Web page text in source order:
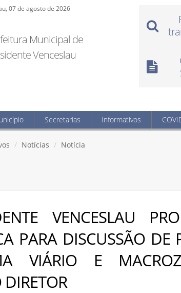
07 de agosto de 2026
Municipal de
Venceslau
Secretarias Informativos
Notícias Notícia
VENCESLAU
PARA DISCUSSÃO DE
VIÁRIO E